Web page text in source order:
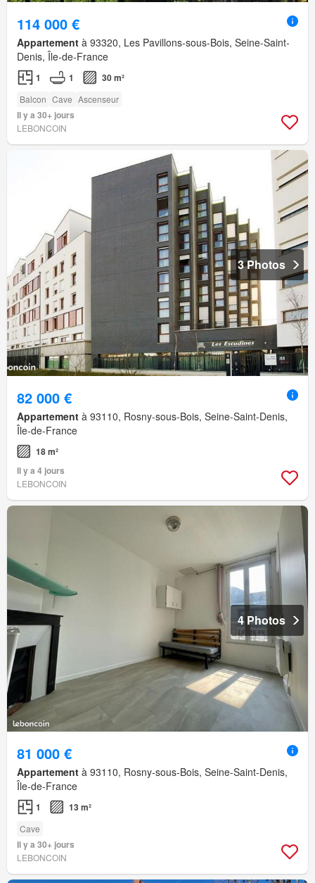
114 000 €
Appartement à 93320, Les Pavillons-sous-Bois, Seine-Saint-
Denis, Île-de-France
1 1 30 m²
Balcon Cave Ascenseur
Il y a 30+ jours
LEBONCOIN
3 Photos
82 000 €
Appartement à 93110, Rosny-sous-Bois, Seine-Saint-Denis,
Île-de-France
18 m²
Il y a 4 jours
LEBONCOIN
4 Photos
81 000 €
Appartement à 93110, Rosny-sous-Bois, Seine-Saint-Denis,
Île-de-France
1 13 m²
Cave
Il y a 30+ jours
LEBONCOIN